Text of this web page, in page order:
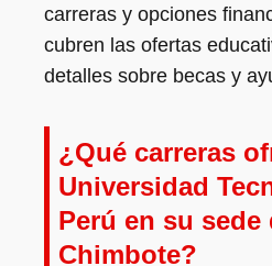
carreras y opciones
cubren las ofertas
detalles sobre becas y
¿Qué carreras
Universidad
Perú en su sede
Chimbote?